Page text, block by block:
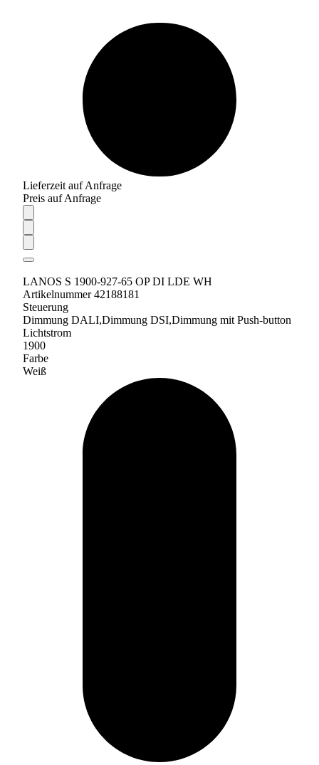
Lieferzeit auf Anfrage
Preis auf Anfrage
LANOS S 1900-927-65 OP DI LDE WH
Artikelnummer 42188181
Steuerung
Dimmung DALI,Dimmung DSI,Dimmung mit Push-button
Lichtstrom
1900
Farbe
Weiß